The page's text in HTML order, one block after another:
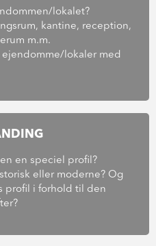
lokalet?
kantine, reception,
m.m.
lokaler med
en speciel profil?
eller moderne? Og
profil i forhold til den